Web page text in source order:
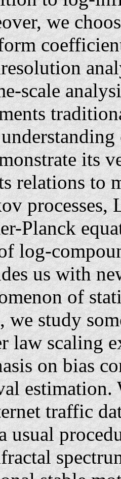
we
scale
its
relations to
processes,
Planck
log-
us with
of
we study
law scaling
on bias
estimation.
traffic
usual